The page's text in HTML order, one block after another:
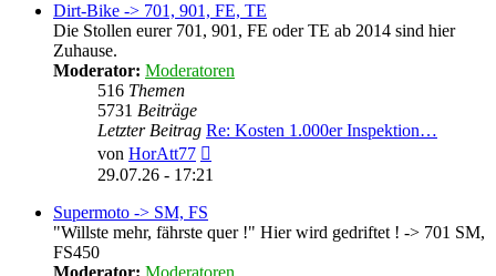
Dirt-Bike -> 701, 901, FE, TE
Die Stollen eurer 701, 901, FE oder TE ab 2014 sind hier
Zuhause.
Moderator: Moderatoren
516 Themen
5731 Beiträge
Letzter Beitrag Re: Kosten 1.000er Inspektion…
von HorAtt77
29.07.26 - 17:21
Supermoto -> SM, FS
"Willste mehr, fährste quer !" Hier wird gedriftet ! -> 701 SM,
FS450